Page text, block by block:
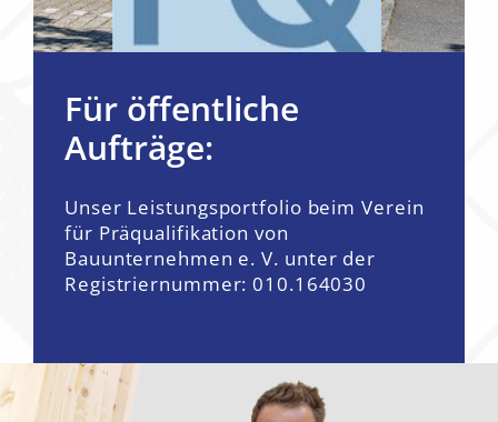
Für öffentliche
Aufträge:
Unser Leistungsportfolio beim Verein
für Präqualifikation von
Bauunternehmen e. V. unter der
Registriernummer: 010.164030